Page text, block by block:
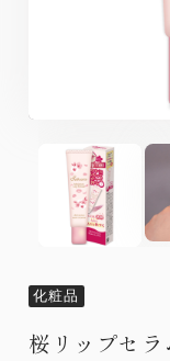
化粧品
桜リップセラ